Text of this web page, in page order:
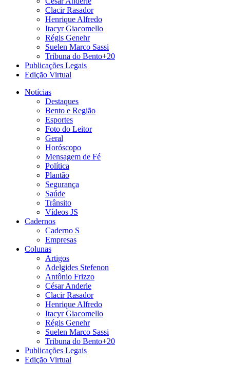
Clacir Rasador
Henrique Alfredo
Itacyr Giacomello
Régis Genehr
Suelen Marco Sassi
Tribuna do Bento+20
Publicações Legais
Edição Virtual
Notícias
Destaques
Bento e Região
Esportes
Foto do Leitor
Geral
Horóscopo
Mensagem de Fé
Política
Plantão
Segurança
Saúde
Trânsito
Vídeos JS
Cadernos
Caderno S
Empresas
Colunas
Artigos
Adelgides Stefenon
Antônio Frizzo
César Anderle
Clacir Rasador
Henrique Alfredo
Itacyr Giacomello
Régis Genehr
Suelen Marco Sassi
Tribuna do Bento+20
Publicações Legais
Edição Virtual